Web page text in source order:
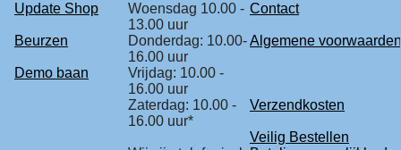
Update Shop
Woensdag 10.00 -
13.00 uur
Contact
Beurzen
Donderdag: 10.00-
16.00 uur
Algemene voorwaarden
Demo baan
Vrijdag: 10.00 -
16.00 uur
Zaterdag: 10.00 -
16.00 uur*
Verzendkosten
Veilig Bestellen